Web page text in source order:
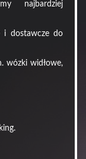
najbardziej
i dostawcze do
wózki widłowe,